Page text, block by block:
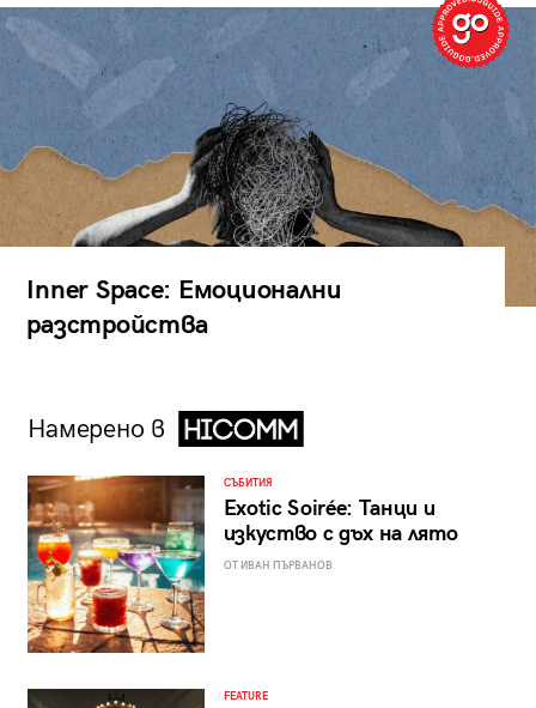
Inner Space: Емоционални
разстройства
Намерено в
СЪБИТИЯ
Exotic Soirée: Танци и
изкуство с дъх на лято
ОТ ИВАН ПЪРВАНОВ
FEATURE